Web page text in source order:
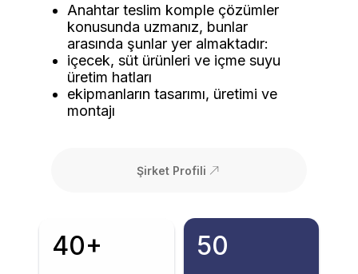
50
40+
Anahtar teslim komple çözümler
konusunda uzmanız, bunlar
arasında şunlar yer almaktadır:
içecek, süt ürünleri ve içme suyu
üretim hatları
ekipmanların tasarımı, üretimi ve
montajı
Şirket Profili